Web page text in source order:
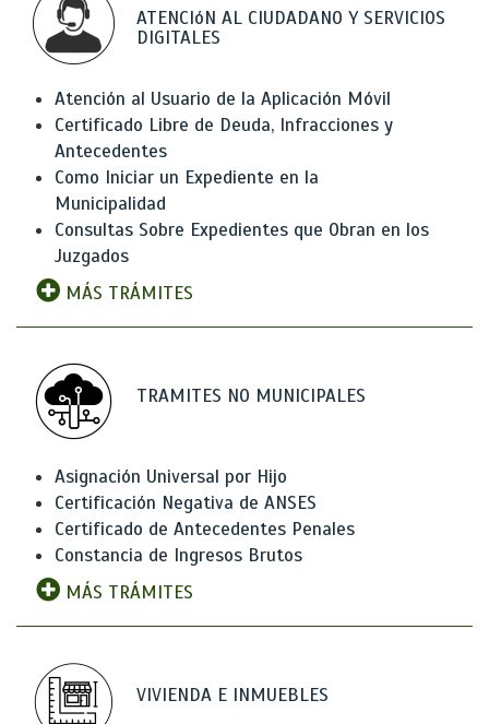
ATENCIóN AL CIUDADANO Y SERVICIOS
DIGITALES
Atención al Usuario de la Aplicación Móvil
Certificado Libre de Deuda, Infracciones y
Antecedentes
Como Iniciar un Expediente en la
Municipalidad
Consultas Sobre Expedientes que Obran en los
Juzgados
MÁS TRÁMITES
TRAMITES NO MUNICIPALES
Asignación Universal por Hijo
Certificación Negativa de ANSES
Certificado de Antecedentes Penales
Constancia de Ingresos Brutos
MÁS TRÁMITES
VIVIENDA E INMUEBLES